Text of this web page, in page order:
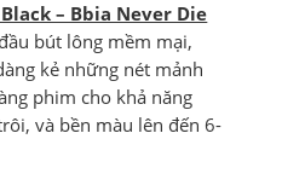
– Bbia Never Die
bút lông mềm mại,
kẻ những nét mảnh
phim cho khả năng
và bền màu lên đến 6-